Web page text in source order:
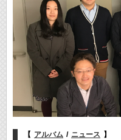
【 アルバム / ニュース 】